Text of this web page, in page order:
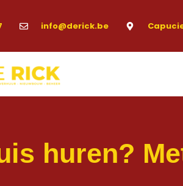
info@derick.be
huren?